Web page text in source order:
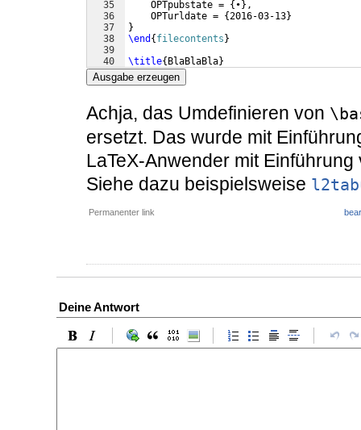
35
36
37
38
39
40
41
    OPTpubstate =
{ • } ,
    OPTurldate =
{2016-03-13}
}
\end { filecontents }
\title{ BlaBlaBla}
\shorttitle
Ausgabe erzeugen
Achja, das Umdefinieren von
ersetzt. Das wurde mit
LaTeX-Anwender mit
Siehe dazu beispielsweise
Permanenter link
Deine Antwort